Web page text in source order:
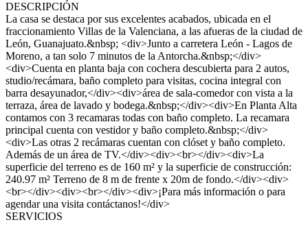
DESCRIPCIÓN
La casa se destaca por sus excelentes acabados, ubicada en el
fraccionamiento Villas de la Valenciana, a las afueras de la ciudad de
León, Guanajuato.&nbsp; <div>Junto a carretera León - Lagos de
Moreno, a tan solo 7 minutos de la Antorcha.&nbsp;</div>
<div>Cuenta en planta baja con cochera descubierta para 2 autos,
studio/recámara, baño completo para visitas, cocina integral con
barra desayunador,</div><div>área de sala-comedor con vista a la
terraza, área de lavado y bodega.&nbsp;</div><div>En Planta Alta
contamos con 3 recamaras todas con baño completo. La recamara
principal cuenta con vestidor y baño completo.&nbsp;</div>
<div>Las otras 2 recámaras cuentan con clóset y baño completo.
Además de un área de TV.</div><div><br></div><div>La
superficie del terreno es de 160 m² y la superficie de construcción:
240.97 m² Terreno de 8 m de frente x 20m de fondo.</div><div>
<br></div><div><br></div><div>¡Para más información o para
agendar una visita contáctanos!</div>
SERVICIOS